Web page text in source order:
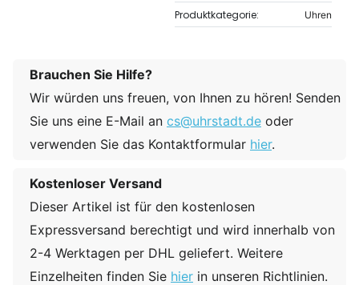
Produktkategorie: Uhren
Brauchen Sie Hilfe?
Wir würden uns freuen, von Ihnen zu hören! Senden
Sie uns eine E-Mail an cs@uhrstadt.de oder
verwenden Sie das Kontaktformular hier.
Kostenloser Versand
Dieser Artikel ist für den kostenlosen
Expressversand berechtigt und wird innerhalb von
2-4 Werktagen per DHL geliefert. Weitere
Einzelheiten finden Sie hier in unseren Richtlinien.